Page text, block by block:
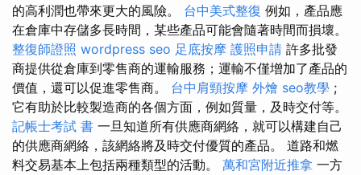
的高利潤也帶來更大的風險。 台中美式整復 例如，產品應
在倉庫中存儲多長時間，某些產品可能會隨著時間而損壞。
整復師證照 wordpress seo 足底按摩 護照申請 許多批發
商提供從倉庫到零售商的運輸服務；運輸不僅增加了產品的
價值，還可以促進零售商。 台中肩頸按摩 外燴 seo教學 ;
它有助於比較製造商的各個方面，例如質量，及時交付等。
記帳士考試 書 一旦知道所有供應商網絡，就可以構建自己
的供應商網絡，該網絡將及時交付優質的產品。 道路和燃
料交易基本上包括兩種類型的活動。 萬和宮附近推拿 一方